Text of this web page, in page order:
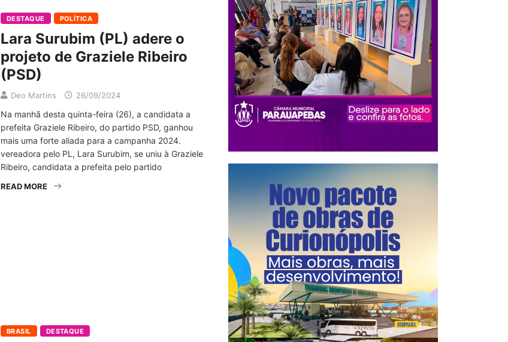
DESTAQUE POLÍTICA
Lara Surubim (PL) adere o
projeto de Graziele Ribeiro
(PSD)
Deo Martins 26/09/2024
Na manhã desta quinta-feira (26), a candidata a
prefeita Graziele Ribeiro, do partido PSD, ganhou
mais uma forte aliada para a campanha 2024.
vereadora pelo PL, Lara Surubim, se uniu à Graziele
Ribeiro, candidata a prefeita pelo partido
READ MORE
BRASIL DESTAQUE